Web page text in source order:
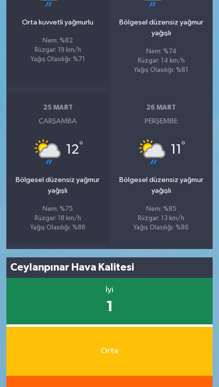
Orta kuvvetli yağmurlu
Nem: %82
Rüzgar: 19 km/h
Yağış Olasılığı: %71
Bölgesel düzensiz yağmur
yağışlı
Nem: %74
Rüzgar: 14 km/h
Yağış Olasılığı: %81
25 MART
ÇARŞAMBA
12°
Bölgesel düzensiz yağmur
yağışlı
Nem: %75
Rüzgar: 18 km/h
Yağış Olasılığı: %86
26 MART
PERŞEMBE
11 °
Bölgesel düzensiz yağmur
yağışlı
Nem: %85
Rüzgar: 13 km/h
Yağış Olasılığı: %86
Ceylanpınar Hava Kalitesi
İyi
1
Orta